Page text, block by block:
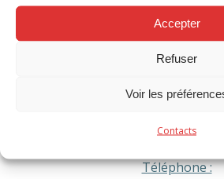
Accepter
Refuser
Voir les
Contacts
navigation
Post
Comments are
Contact
Téléphone :